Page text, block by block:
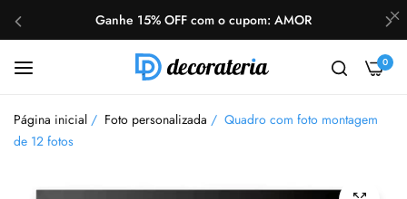
Ganhe 15% OFF com o cupom: AMOR
FRETE GRÁTIS nas compras acima de R$200 0
Página inicial / Foto personalizada / Quadro com foto montagem
de 12 fotos